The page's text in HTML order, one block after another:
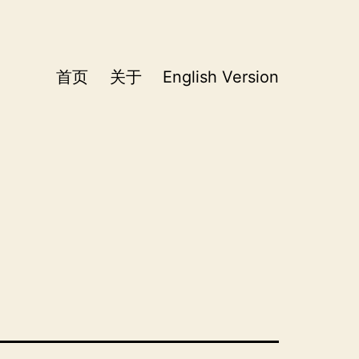
首页 关于 English Version